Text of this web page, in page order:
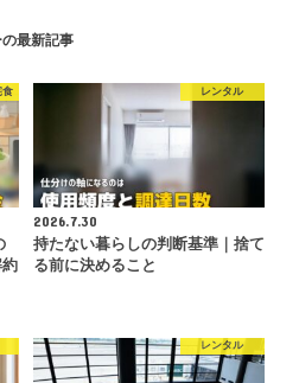
最新記事
食
約
レンタル
2026.7.30
持たない暮らしの判断基準｜捨て
る前に決めること
レンタル